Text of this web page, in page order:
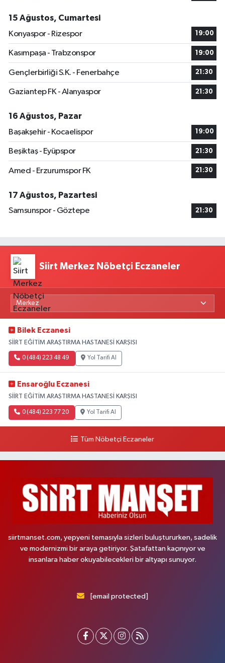
15 Ağustos, Cumartesi
Konyaspor - Rizespor
19:00
Kasımpaşa - Trabzonspor 19:00
Gençlerbirliği S.K. - Fenerbahçe 21:30
Gaziantep FK - Alanyaspor 21:30
16 Ağustos, Pazar
Başakşehir - Kocaelispor
19:00
Beşiktaş - Eyüpspor 21:30
Amed - Erzurumspor FK 21:30
17 Ağustos, Pazartesi
Samsunspor - Göztepe
21:30
Siirt Merkez Nöbetçi Eczaneler
Bilek Eczanesi
SİİRT EĞİTİM ARAŞTIRMA HASTANESİ KARŞISI
0 (484) 223 48 49 Yol Tarifi Al
Ensaroğlu Eczanesi
SİİRT EĞİTİM ARAŞTIRMA HASTANESİ KARŞISI
0 (484) 223 77 20 Yol Tarifi Al
Tüm Nöbetçi Eczaneler
siirtmanset.com, yepyeni temasıyla sizleri buluştururken, sadelik
ve modernizmi bir araya getiriyor. Şatafattan kaçınıyor ve
insanlara haber okuyabilecekleri bir altyapı sunuyor.
[email protected]